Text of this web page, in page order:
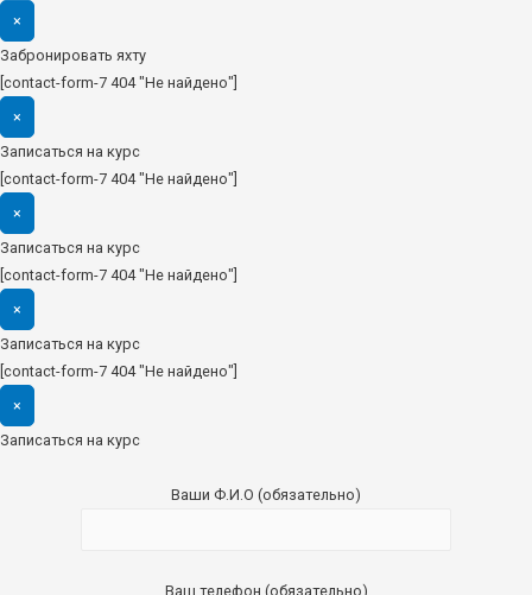
×
Забронировать яхту
[contact-form-7 404 "Не найдено"]
×
Записаться на курс
[contact-form-7 404 "Не найдено"]
×
Записаться на курс
[contact-form-7 404 "Не найдено"]
×
Записаться на курс
[contact-form-7 404 "Не найдено"]
×
Записаться на курс
Ваши Ф.И.О (обязательно)
Ваш телефон (обязательно)